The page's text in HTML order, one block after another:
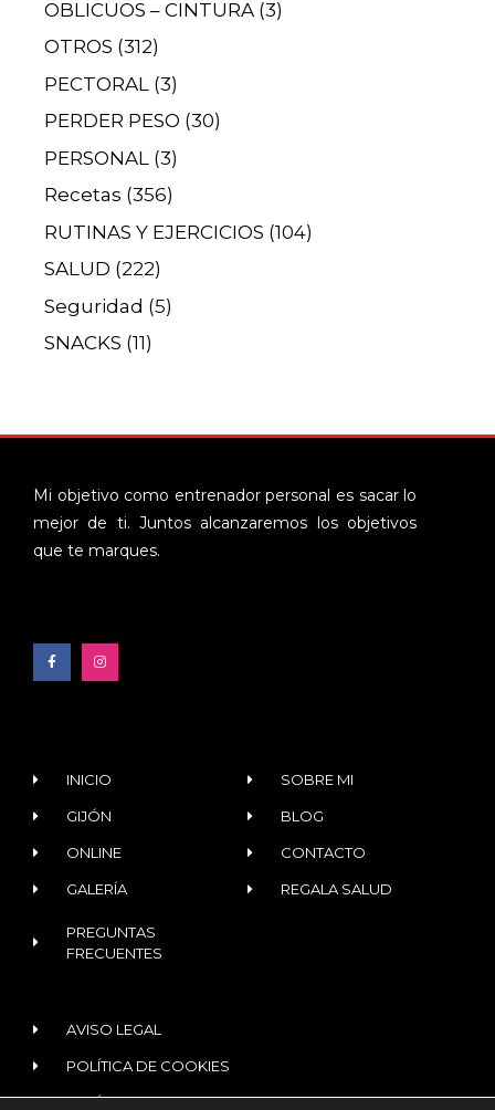
OBLICUOS – CINTURA (3)
OTROS (312)
PECTORAL (3)
PERDER PESO (30)
PERSONAL (3)
Recetas (356)
RUTINAS Y EJERCICIOS (104)
SALUD (222)
Seguridad (5)
SNACKS (11)
Mi objetivo como entrenador personal es sacar lo
mejor de ti. Juntos alcanzaremos los objetivos
que te marques.
INICIO
GIJÓN
ONLINE
GALERÍA
PREGUNTAS
FRECUENTES
SOBRE MI
BLOG
CONTACTO
REGALA SALUD
AVISO LEGAL
POLÍTICA DE COOKIES
POLÍTICA DE PRIVACIDAD